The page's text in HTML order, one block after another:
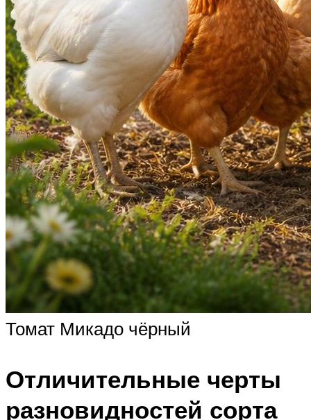
Томат Микадо чёрный
Отличительные черты
разновидностей сорта